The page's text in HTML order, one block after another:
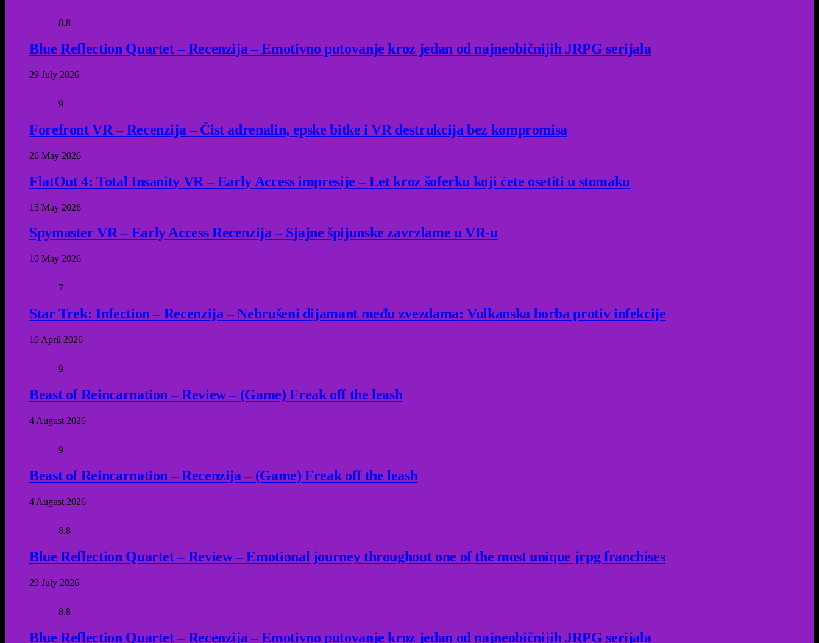
8.8
Blue Reflection Quartet – Recenzija – Emotivno putovanje kroz jedan od najneobičnijih JRPG serijala
29 July 2026
9
Forefront VR – Recenzija – Čist adrenalin, epske bitke i VR destrukcija bez kompromisa
26 May 2026
FlatOut 4: Total Insanity VR – Early Access impresije – Let kroz šoferku koji ćete osetiti u stomaku
15 May 2026
Spymaster VR – Early Access Recenzija – Sjajne špijunske zavrzlame u VR-u
10 May 2026
7
Star Trek: Infection – Recenzija – Nebrušeni dijamant među zvezdama: Vulkanska borba protiv infekcije
10 April 2026
9
Beast of Reincarnation – Review – (Game) Freak off the leash
4 August 2026
9
Beast of Reincarnation – Recenzija – (Game) Freak off the leash
4 August 2026
8.8
Blue Reflection Quartet – Review – Emotional journey throughout one of the most unique jrpg franchises
29 July 2026
8.8
Blue Reflection Quartet – Recenzija – Emotivno putovanje kroz jedan od najneobičnijih JRPG serijala